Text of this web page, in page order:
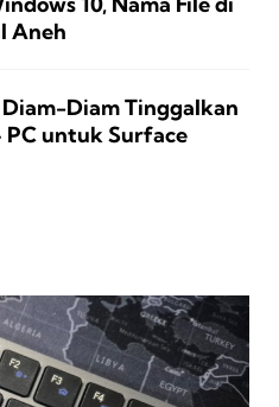
Aneh
Diam Tinggalkan
untuk Surface